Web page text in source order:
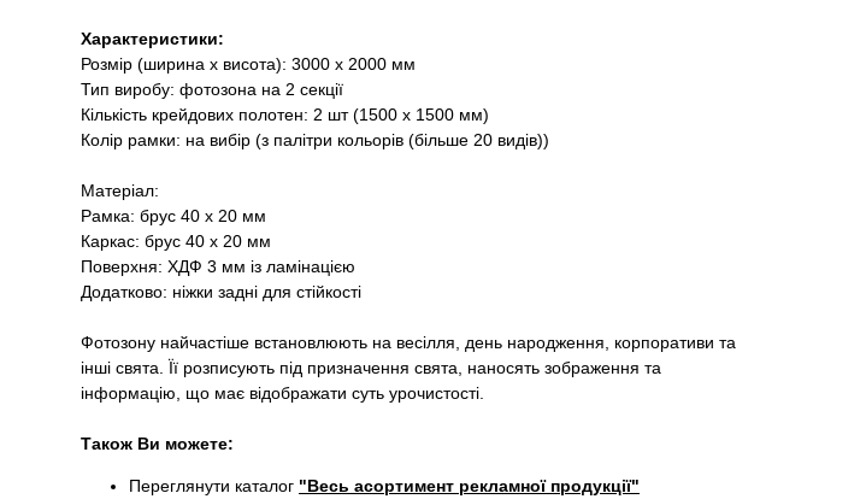
Характеристики:
Розмір (ширина х висота): 3000 х 2000 мм
Тип виробу: фотозона на 2 секції
Кількість крейдових полотен: 2 шт (1500 х 1500 мм)
Колір рамки: на вибір (з палітри кольорів (більше 20 видів))
Матеріал:
Рамка: брус 40 х 20 мм
Каркас: брус 40 х 20 мм
Поверхня: ХДФ 3 мм із ламінацією
Додатково: ніжки задні для стійкості
Фотозону найчастіше встановлюють на весілля, день народження, корпоративи та
інші свята. Її розписують під призначення свята, наносять зображення та
інформацію, що має відображати суть урочистості.
Також Ви можете:
Переглянути каталог "Весь асортимент рекламної продукції"